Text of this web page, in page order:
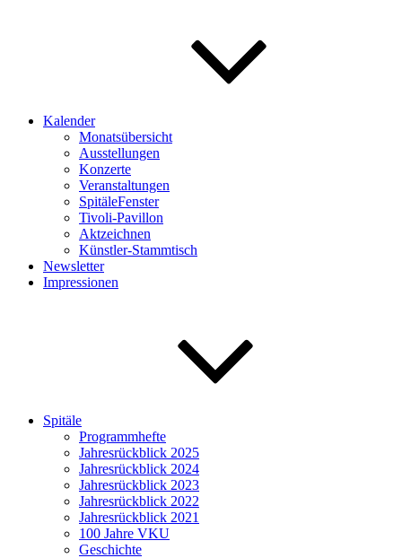
Kalender
Monatsübersicht
Ausstellungen
Konzerte
Veranstaltungen
SpitäleFenster
Tivoli-Pavillon
Aktzeichnen
Künstler-Stammtisch
Newsletter
Impressionen
Spitäle
Programmhefte
Jahresrückblick 2025
Jahresrückblick 2024
Jahresrückblick 2023
Jahresrückblick 2022
Jahresrückblick 2021
100 Jahre VKU
Geschichte